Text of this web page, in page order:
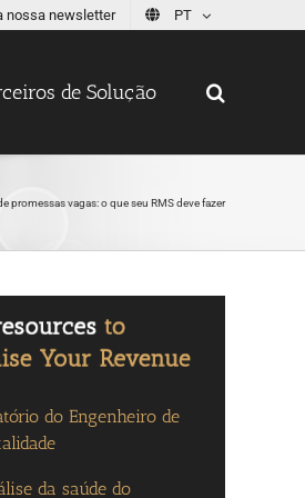
nossa newsletter PT
de Solução
promessas vagas: o que seu RMS deve fazer
do Engenheiro de
da saúde do